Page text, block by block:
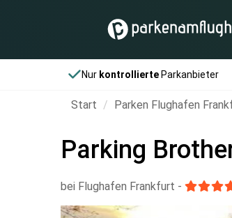
Nur kontrollierte Parkanbieter
Start Parken Flughafen
Parking
bei Flughafen Frankfurt -